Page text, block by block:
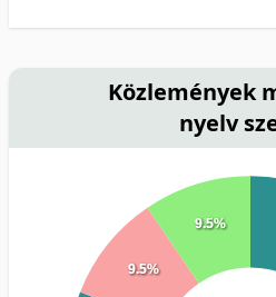
Közlemények
nyelv
9.5%
9.5%